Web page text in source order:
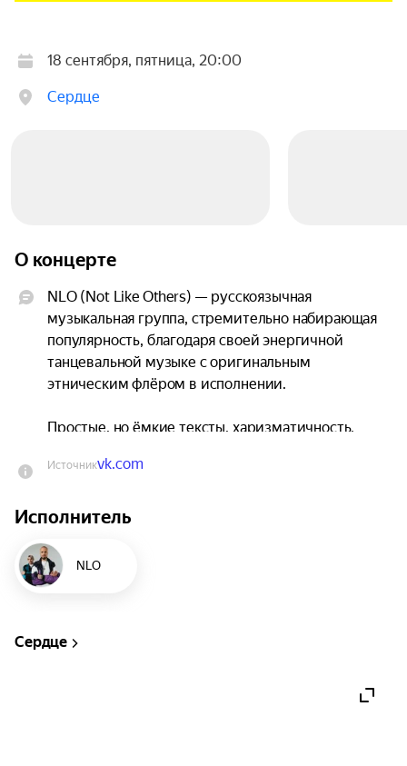
18 сентября, пятница, 20:00
Сердце
О концерте
NLO (Not Like Others) — русскоязычная
музыкальная группа, стремительно набирающая
популярность, благодаря своей энергичной
танцевальной музыке с оригинальным
этническим флёром в исполнении.
Простые, но ёмкие тексты, харизматичность,
Тик-Токе, хиты с T-Killah, Григорием Лепсом,
Руденко и другими — всё это группа NLO.
Вы узнаете их по песням «Танцы», «Не грусти»,
«Холодно», «Влюбляешься зря», «По барам»,
NLO. Следуют трендам и их же создают.
Источникvk.com
Исполнитель
NLO
Сердце